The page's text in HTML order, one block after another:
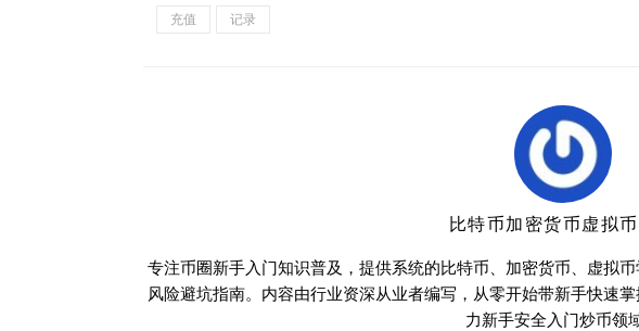
充值 记录
比特币加密货币虚拟
专注币圈新手入门知识普及，提供系统的比特币、加密货币、虚拟
风险避坑指南。内容由行业资深从业者编写，从零开始带新手快速
力新手安全入门炒币领域